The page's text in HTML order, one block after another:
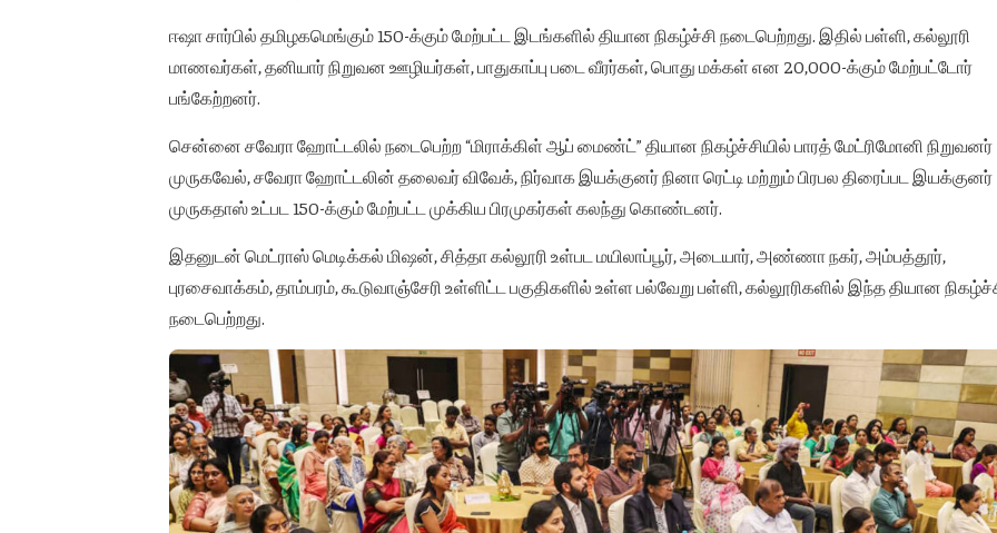
ஈஷா சார்பில் தமிழகமெங்கும் 150-க்கும் மேற்பட்ட இடங்களில் தியான நிகழ்ச்சி நடைபெற்றது. இதில் பள்ளி, கல்லூரி
மாணவர்கள், தனியார் நிறுவன ஊழியர்கள், பாதுகாப்பு படை வீரர்கள், பொது மக்கள் என 20,000-க்கும் மேற்பட்டோர்
பங்கேற்றனர்.
சென்னை சவேரா ஹோட்டலில் நடைபெற்ற “மிராக்கிள் ஆப் மைண்ட்” தியான நிகழ்ச்சியில் பாரத் மேட்ரிமோனி நிறுவனர்
முருகவேல், சவேரா ஹோட்டலின் தலைவர் விவேக், நிர்வாக இயக்குனர் நினா ரெட்டி மற்றும் பிரபல திரைப்பட இயக்குனர்
முருகதாஸ் உட்பட 150-க்கும் மேற்பட்ட முக்கிய பிரமுகர்கள் கலந்து கொண்டனர்.
இதனுடன் மெட்ராஸ் மெடிக்கல் மிஷன், சித்தா கல்லூரி உள்பட மயிலாப்பூர், அடையார், அண்ணா நகர், அம்பத்தூர்,
புரசைவாக்கம், தாம்பரம், கூடுவாஞ்சேரி உள்ளிட்ட பகுதிகளில் உள்ள பல்வேறு பள்ளி, கல்லூரிகளில் இந்த தியான
நடைபெற்றது.